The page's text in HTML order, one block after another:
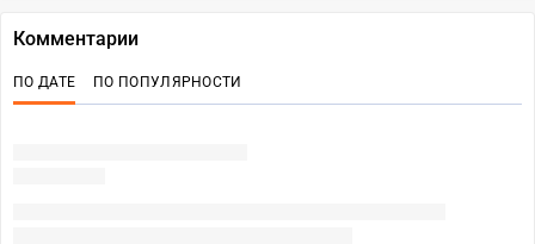
Комментарии
ПО ДАТЕ ПО ПОПУЛЯРНОСТИ